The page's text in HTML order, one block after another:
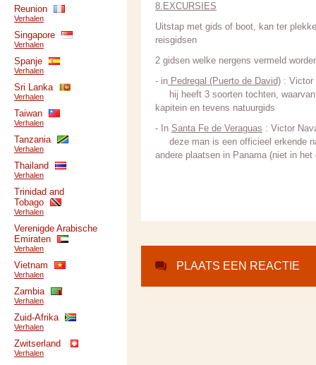
8.EXCURSIES
Uitstap met gids of boot, kan ter
reisgidsen
2 gidsen welke nergens vermeld
- in Pedregal (Puerto de David) : Victor
hij heeft 3 soorten tochten, waarvan
kapitein en tevens natuurgids
- In Santa Fe de Veraguas : Victor
deze man is een officieel erkende
andere plaatsen in Panama (niet in
PLAATS EEN REACTIE
Reunion
Verhalen
Singapore
Verhalen
Spanje
Verhalen
Sri Lanka
Verhalen
Taiwan
Verhalen
Tanzania
Verhalen
Thailand
Verhalen
Trinidad and
Tobago
Verhalen
Verenigde Arabische
Emiraten
Verhalen
Vietnam
Verhalen
Zambia
Verhalen
Zuid-Afrika
Verhalen
Zwitserland
Verhalen